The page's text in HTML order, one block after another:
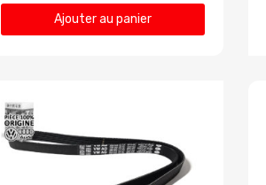
Ajouter au panier